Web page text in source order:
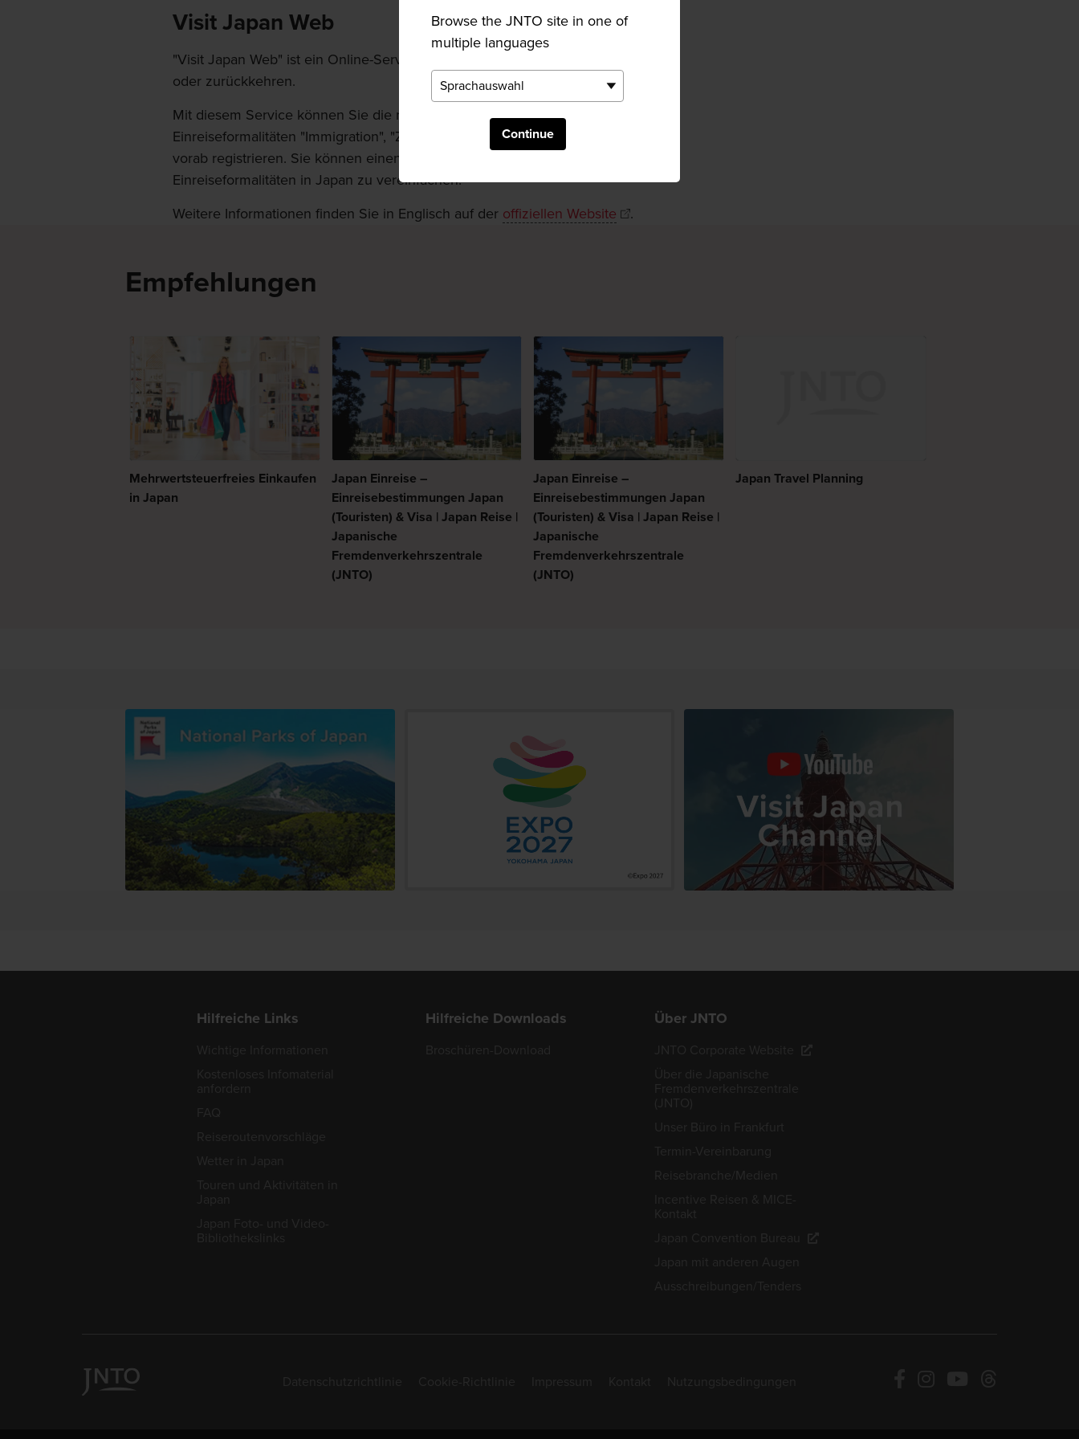
Browse the JNTO site in one of
multiple languages
Continue
Visit Japan Web
"Visit Japan Web" ist ein Online-Service für alle, die nach Japan einreisen
oder zurückkehren.
Mit diesem Service können Sie die notwendigen Informationen für die
Einreiseformalitäten "Immigration", "Zoll" und "Tax-Free-Shopping" online
vorab registrieren. Sie können einen QR-Code generieren, um die
Einreiseformalitäten in Japan zu vereinfachen.
Weitere Informationen finden Sie in Englisch auf der offiziellen Website .
Empfehlungen
Mehrwertsteuerfreies Einkaufen
in Japan
Japan Einreise –
Einreisebestimmungen Japan
(Touristen) & Visa | Japan Reise |
Japanische
Fremdenverkehrszentrale
(JNTO)
Japan Einreise –
Einreisebestimmungen Japan
(Touristen) & Visa | Japan Reise |
Japanische
Fremdenverkehrszentrale
(JNTO)
Japan Travel Planning
Hilfreiche Links Hilfreiche Downloads Über JNTO